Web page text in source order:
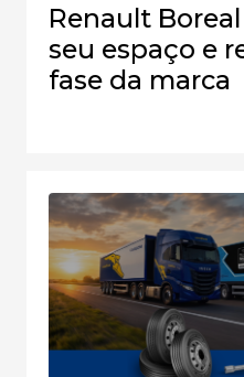
Renault
seu espaço e
fase da marca